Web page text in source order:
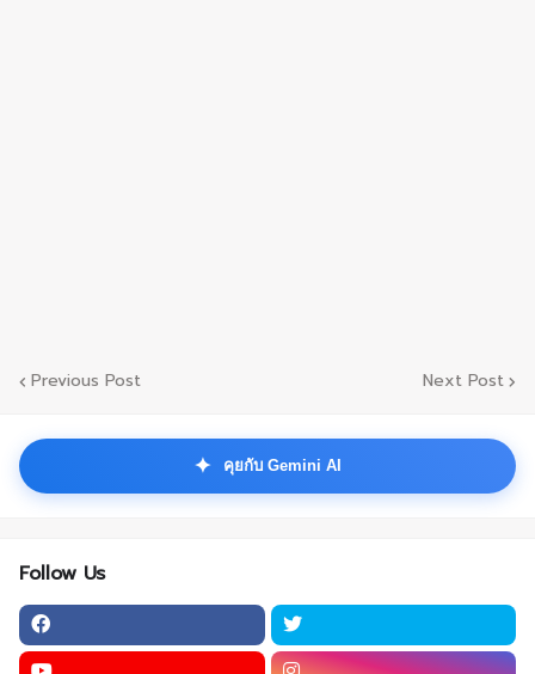
Previous Post Next Post
✦ คุยกับ Gemini AI
Follow Us